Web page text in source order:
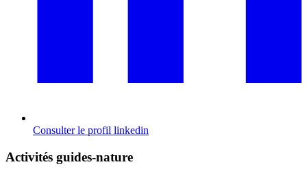
Consulter le profil linkedin
Activités guides-nature